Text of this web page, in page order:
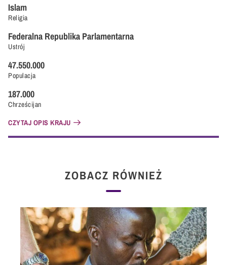
Religia
Islam
Ustrój
Federalna Republika Parlamentarna
Populacja
47.550.000
Chrześcijan
187.000
CZYTAJ OPIS KRAJU
ZOBACZ RÓWNIEŻ